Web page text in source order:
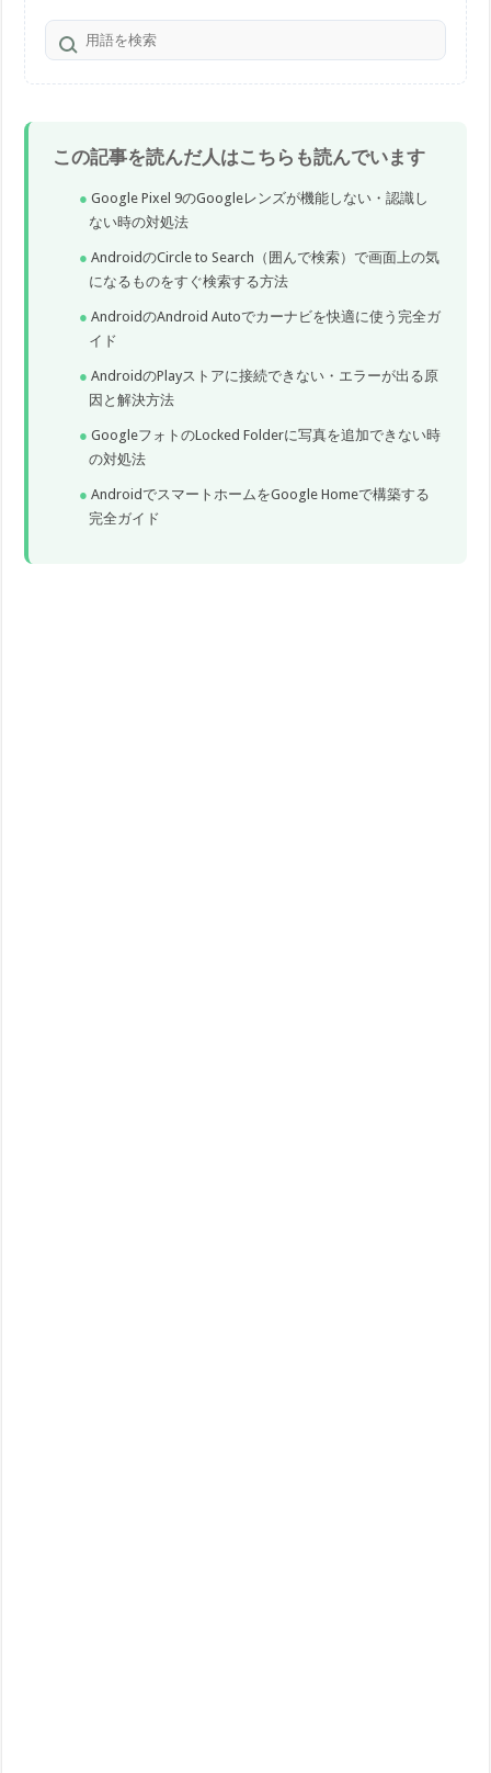
この記事を読んだ人はこちらも読んでいます
Google Pixel 9のGoogleレンズが機能しない・認識し
ない時の対処法
AndroidのCircle to Search（囲んで検索）で画面上の気
になるものをすぐ検索する方法
AndroidのAndroid Autoでカーナビを快適に使う完全ガ
イド
AndroidのPlayストアに接続できない・エラーが出る原
因と解決方法
GoogleフォトのLocked Folderに写真を追加できない時
の対処法
AndroidでスマートホームをGoogle Homeで構築する
完全ガイド